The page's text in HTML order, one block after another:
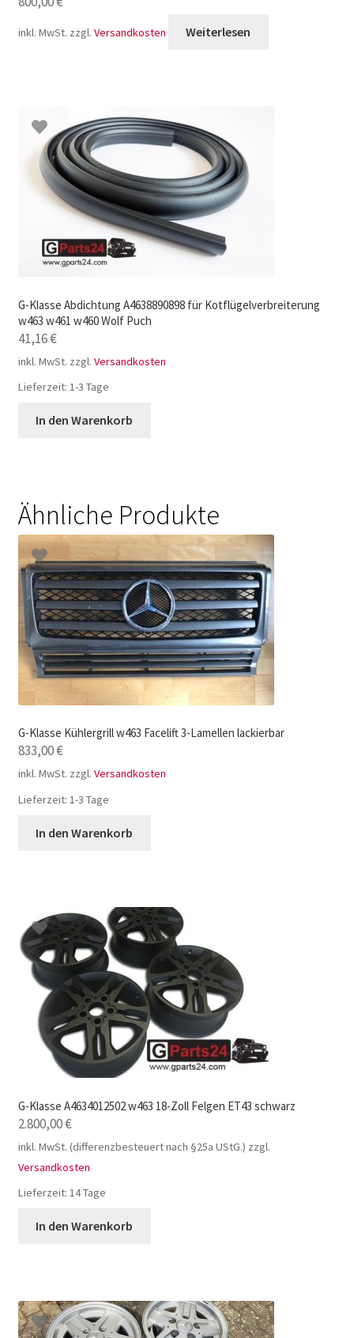
inkl. MwSt. zzgl. Versandkosten Weiterlesen
G-Klasse Abdichtung A4638890898 für Kotflügelverbreiterung
w463 w461 w460 Wolf Puch
41,16€
inkl. MwSt. zzgl. Versandkosten
Lieferzeit: 1-3 Tage
In den Warenkorb
Ähnliche Produkte
G-Klasse Kühlergrill w463 Facelift 3-Lamellen lackierbar
833,00€
inkl. MwSt. zzgl. Versandkosten
Lieferzeit: 1-3 Tage
In den Warenkorb
G-Klasse A4634012502 w463 18-Zoll Felgen ET43 schwarz
2.800,00€
inkl. MwSt. (differenzbesteuert nach §25a UStG.) zzgl.
Versandkosten
Lieferzeit: 14 Tage
In den Warenkorb